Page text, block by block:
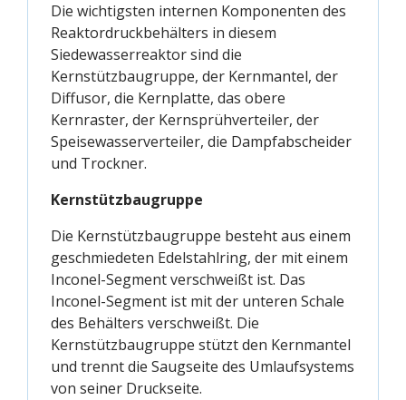
Die wichtigsten internen Komponenten des
Reaktordruckbehälters in diesem
Siedewasserreaktor sind die
Kernstützbaugruppe, der Kernmantel, der
Diffusor, die Kernplatte, das obere
Kernraster, der Kernsprühverteiler, der
Speisewasserverteiler, die Dampfabscheider
und Trockner.
Kernstützbaugruppe
Die Kernstützbaugruppe besteht aus einem
geschmiedeten Edelstahlring, der mit einem
Inconel-Segment verschweißt ist. Das
Inconel-Segment ist mit der unteren Schale
des Behälters verschweißt. Die
Kernstützbaugruppe stützt den Kernmantel
und trennt die Saugseite des Umlaufsystems
von seiner Druckseite.